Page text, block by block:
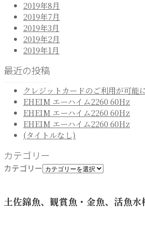
2019年8月
2019年7月
2019年3月
2019年2月
2019年1月
最近の投稿
クレジットカードのご利用が可能
EHEIM エーハイム2260 60Hz
EHEIM エーハイム2260 60Hz
EHEIM エーハイム2260 60Hz
(タイトルなし)
カテゴリー
カテゴリー
土佐錦魚、観賞魚・金魚、活魚